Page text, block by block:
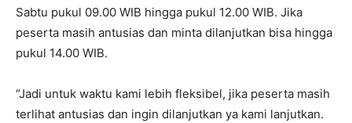
Sabtu pukul 09.00 WIB hingga pukul 12.00 WIB. Jika
peserta masih antusias dan minta dilanjutkan bisa hingga
pukul 14.00 WIB.
“Jadi untuk waktu kami lebih fleksibel, jika peserta masih
terlihat antusias dan ingin dilanjutkan ya kami lanjutkan.